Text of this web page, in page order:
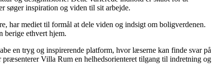
søger inspiration og viden til sit arbejde.
har mediet til formål at dele viden og indsigt om boligverdenen.
berige ethvert hjem.
en tryg og inspirerende platform, hvor læserne kan finde svar på
Villa Rum en helhedsorienteret tilgang til indretning og